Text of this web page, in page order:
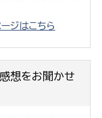
ジはこちら
想をお聞かせ